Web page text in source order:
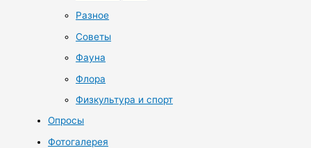
Разное
Советы
Фауна
Флора
Физкультура и спорт
Опросы
Фотогалерея